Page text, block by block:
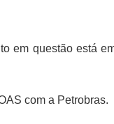
em questão está
com a Petrobras.